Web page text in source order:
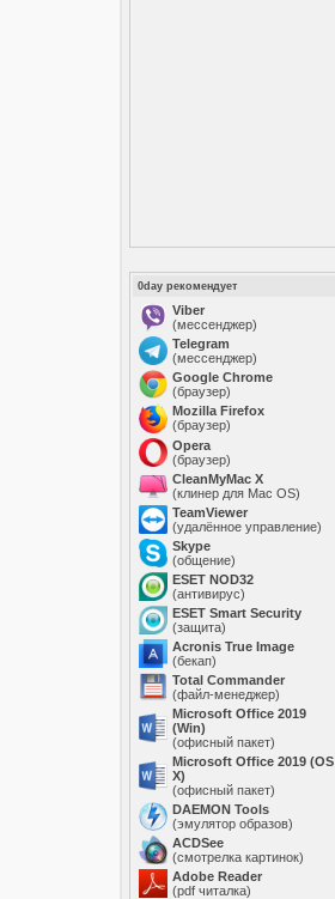
0day рекомендует
Viber
(мессенджер)
Telegram
(мессенджер)
Google Chrome
(браузер)
Mozilla Firefox
(браузер)
Opera
(браузер)
CleanMyMac X
(клинер для Mac OS)
TeamViewer
(удалённое управление)
Skype
(общение)
ESET NOD32
(антивирус)
ESET Smart Security
(защита)
Acronis True Image
(бекап)
Total Commander
(файл-менеджер)
Microsoft Office 2019
(Win)
(офисный пакет)
Microsoft Office 2019 (OS
X)
(офисный пакет)
DAEMON Tools
(эмулятор образов)
ACDSee
(смотрелка картинок)
Adobe Reader
(pdf читалка)